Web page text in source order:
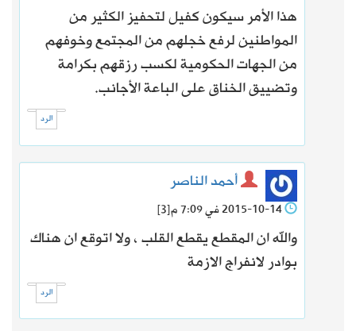
هذا الأمر سيكون كفيل لتحفيز الكثير من
المواطنين لرفع خجلهم من المجتمع وخوفهم
من الجهات الحكومية لكسب رزقهم بكرامة
وتضييق الخناق على الباعة الأجانب.
الرد
أحمد الناصر
[3]
والله ان المقطع يقطع القلب ، ولا اتوقع ان هناك
بوادر لانفراج الازمة
الرد